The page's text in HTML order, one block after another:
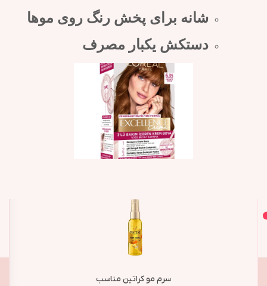
شانه برای پخش رنگ روی موها
دستکش یکبار مصرف
اصل و اورجینال
محصولات مشابه
سرم مو کراتین مناسب